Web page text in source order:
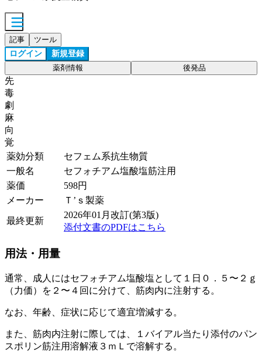
記事 ツール
ログイン 新規登録
薬剤情報 後発品
先
毒
劇
麻
向
覚
薬効分類
セフェム系抗生物質
一般名
セフォチアム塩酸塩筋注用
薬価
598円
メーカー
Ｔ’ｓ製薬
最終更新
2026年01月改訂(第3版)
添付文書のPDFはこちら
用法・用量
通常、成人にはセフォチアム塩酸塩として１日０．５〜２ｇ
（力価）を２〜４回に分けて、筋肉内に注射する。
なお、年齢、症状に応じて適宜増減する。
また、筋肉内注射に際しては、１バイアル当たり添付のパン
スポリン筋注用溶解液３ｍＬで溶解する。